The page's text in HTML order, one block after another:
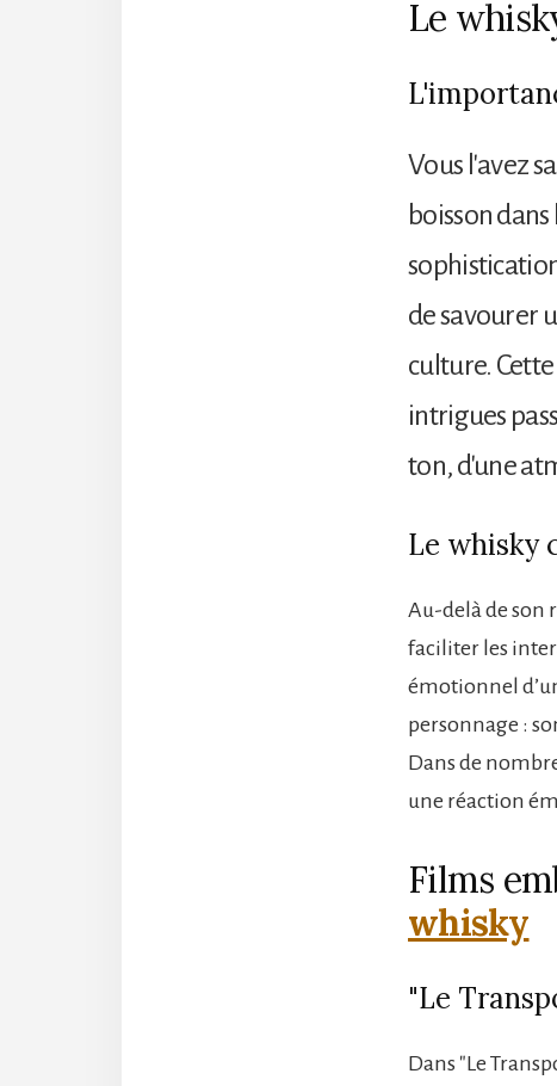
Le
Vous l'avez
boisson
de savourer
culture.
intrigues
ton, d'une
Le whisky
Au-delà de son
faciliter les
émotionnel
personnage :
Dans de
une réaction
Films
whisky
"Le
Dans "Le